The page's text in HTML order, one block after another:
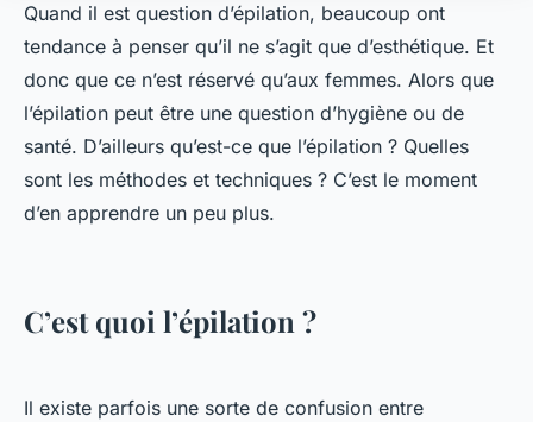
Quand il est question d’épilation, beaucoup ont
tendance à penser qu’il ne s’agit que d’esthétique. Et
donc que ce n’est réservé qu’aux femmes. Alors que
l’épilation peut être une question d’hygiène ou de
santé. D’ailleurs qu’est-ce que l’épilation ? Quelles
sont les méthodes et techniques ? C’est le moment
d’en apprendre un peu plus.
C’est quoi l’épilation ?
Il existe parfois une sorte de confusion entre